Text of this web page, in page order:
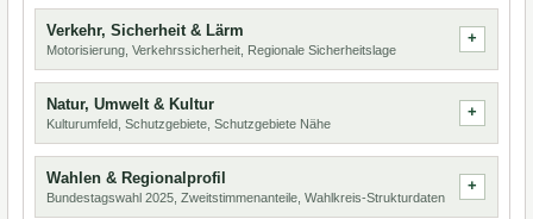
Verkehr, Sicherheit & Lärm
Motorisierung, Verkehrssicherheit, Regionale Sicherheitslage
Natur, Umwelt & Kultur
Kulturumfeld, Schutzgebiete, Schutzgebiete Nähe
Wahlen & Regionalprofil
Bundestagswahl 2025, Zweitstimmenanteile, Wahlkreis-Strukturdaten